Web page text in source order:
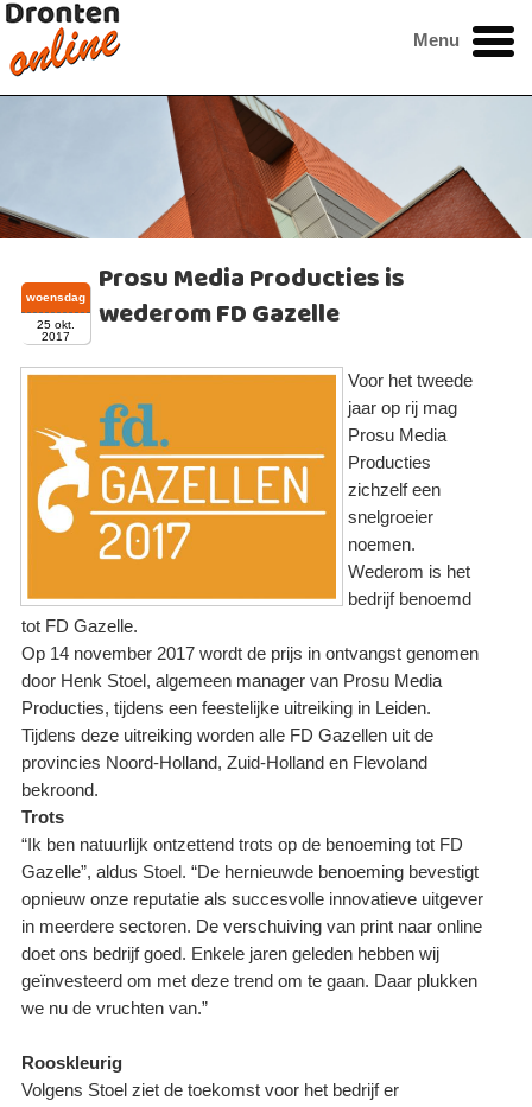
Menu
Prosu Media Producties is
wederom FD Gazelle
woensdag
25 okt.
2017
Voor het tweede
jaar op rij mag
Prosu Media
Producties
zichzelf een
snelgroeier
noemen.
Wederom is het
bedrijf benoemd
tot FD Gazelle.
Op 14 november 2017 wordt de prijs in ontvangst genomen
door Henk Stoel, algemeen manager van Prosu Media
Producties, tijdens een feestelijke uitreiking in Leiden.
Tijdens deze uitreiking worden alle FD Gazellen uit de
provincies Noord-Holland, Zuid-Holland en Flevoland
bekroond.
Trots
“Ik ben natuurlijk ontzettend trots op de benoeming tot FD
Gazelle”, aldus Stoel. “De hernieuwde benoeming bevestigt
opnieuw onze reputatie als succesvolle innovatieve uitgever
in meerdere sectoren. De verschuiving van print naar online
doet ons bedrijf goed. Enkele jaren geleden hebben wij
geïnvesteerd om met deze trend om te gaan. Daar plukken
we nu de vruchten van.”
Rooskleurig
Volgens Stoel ziet de toekomst voor het bedrijf er